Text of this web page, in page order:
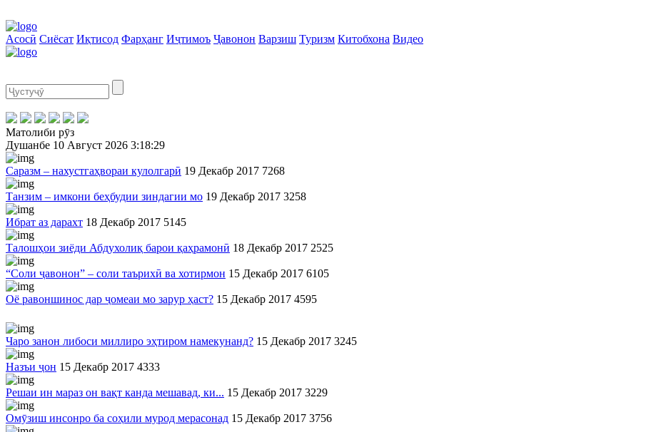
Асосӣ Сиёсат Иқтисод Фарҳанг Иҷтимоъ Ҷавонон Варзиш Туризм Китобхона Видео
Матолиби рӯз
Душанбе 10 Август 2026 3:18:30
Саразм – нахустгаҳвораи кулолгарӣ 19 Декабр 2017 7268
Танзим – имкони беҳбудии зиндагии мо 19 Декабр 2017 3258
Ибрат аз дарахт 18 Декабр 2017 5145
Талошҳои зиёди Абдухолиқ барои қаҳрамонӣ 18 Декабр 2017 2525
“Соли ҷавонон” – соли таърихӣ ва хотирмон 15 Декабр 2017 6105
Оё равоншинос дар ҷомеаи мо зарур ҳаст? 15 Декабр 2017 4595
Чаро занон либоси миллиро эҳтиром намекунанд? 15 Декабр 2017 3245
Назъи ҷон 15 Декабр 2017 4333
Решаи ин мараз он вақт канда мешавад, ки... 15 Декабр 2017 3229
Омӯзиш инсонро ба соҳили мурод мерасонад 15 Декабр 2017 3756